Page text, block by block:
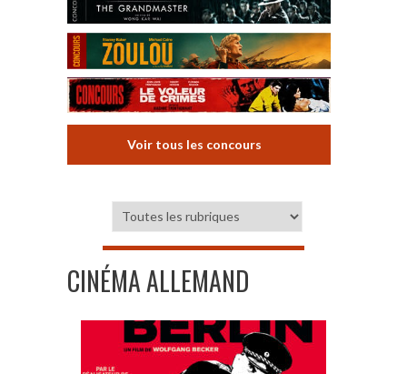
Voir tous les concours
CINÉMA ALLEMAND